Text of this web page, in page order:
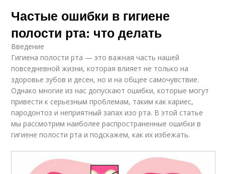
Частые ошибки в гигиене
полости рта: что делать
Введение
Гигиена полости рта — это важная часть нашей
повседневной жизни, которая влияет не только на
здоровье зубов и десен, но и на общее самочувствие.
Однако многие из нас допускают ошибки, которые могут
привести к серьезным проблемам, таким как кариес,
пародонтоз и неприятный запах изо рта. В этой статье
мы рассмотрим наиболее распространенные ошибки в
гигиене полости рта и подскажем, как их избежать.